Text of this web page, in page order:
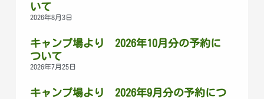
いて
2026年8月3日
キャンプ場より 2026年10月分の予約に
ついて
2026年7月25日
キャンプ場より 2026年9月分の予約につ